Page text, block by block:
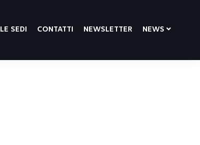
LE SEDI CONTATTI NEWSLETTER NEWS